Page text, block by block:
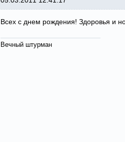
Всех с днем рождения! Здоровья и
Вечный штурман